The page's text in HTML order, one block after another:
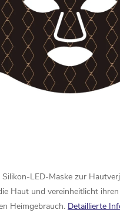
Silikon-LED-Maske zur
Haut und vereinheitlicht
Heimgebrauch. Detaillierte